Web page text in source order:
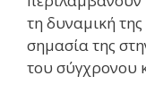
τη δυναμική της
σημασία της
του σύγχρονου